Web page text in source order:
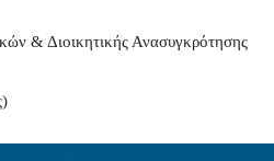
& Διοικητικής Ανασυγκρότησης